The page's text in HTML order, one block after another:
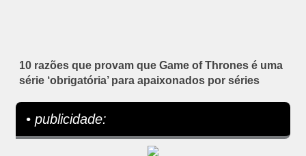
10 razões que provam que Game of Thrones é uma
série ‘obrigatória’ para apaixonados por séries
• publicidade: